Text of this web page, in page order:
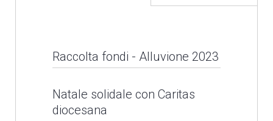
Raccolta fondi - Alluvione 2023
Raccolta fondi -
Alluvione 2023
Natale solidale con Caritas
diocesana